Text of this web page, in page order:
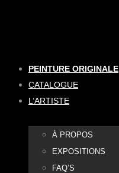
PEINTURE ORIGINALE
CATALOGUE
L’ARTISTE
À PROPOS
EXPOSITIONS
FAQ’S